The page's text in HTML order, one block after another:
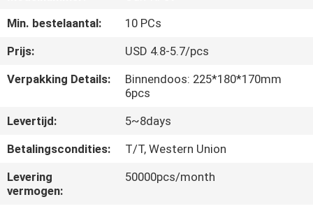
KWALITEITSCONTROLE
NEEM
CONTACT
ONS
OP
NIEUWS
Min. bestelaantal:
10 PCs
Prijs:
USD 4.8-5.7/pcs
Verpakking Details:
Binnendoos: 225*180*170mm
6pcs
Levertijd:
5~8days
Betalingscondities:
T/T, Western Union
Levering
vermogen:
50000pcs/month